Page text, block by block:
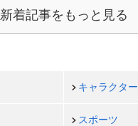
新着記事をもっと見る
キャラクター
スポーツ